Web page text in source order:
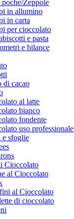
poche/Zeppole
in allumino
in carta
per cioccolato
e pasta
e bilance
di cacao
al latte
bianco
fondente
uso professionale
sfoglie
Cioccolato
al Cioccolato
al Cioccolato
di cioccolato